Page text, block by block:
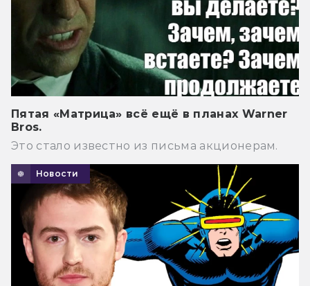
Пятая «Матрица» всё ещё в планах Warner
Bros.
Это стало известно из письма акционерам.
Новости